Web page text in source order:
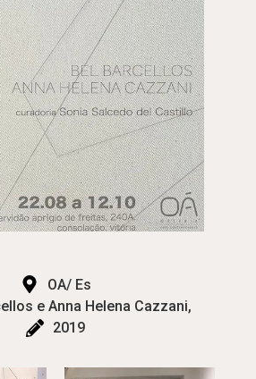
OA/ Es
e Anna Helena Cazzani,
2019